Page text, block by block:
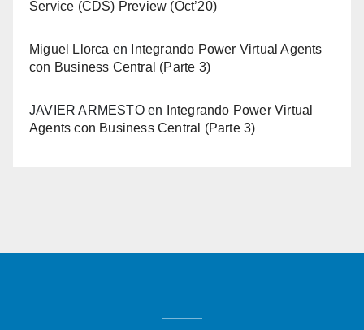
Service (CDS) Preview (Oct’20)
Miguel Llorca en
Integrando Power Virtual Agents
con Business Central (Parte 3)
JAVIER ARMESTOen
Integrando Power Virtual
Agents con Business Central (Parte 3)